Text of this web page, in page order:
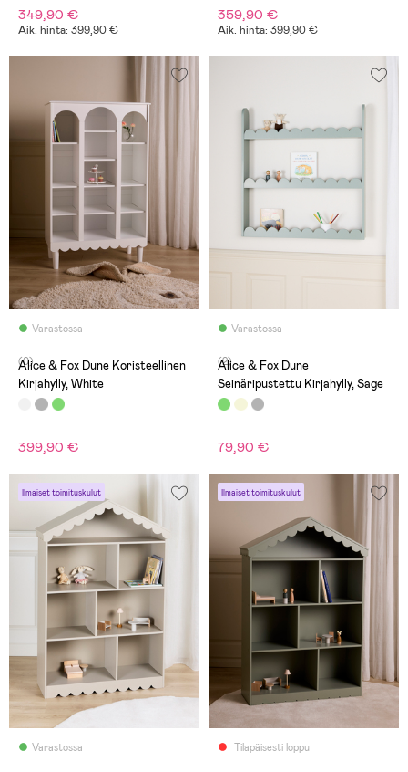
349,90 €
Aik. hinta: 399,90 €
359,90 €
Aik. hinta: 399,90 €
Varastossa
(0)
Alice & Fox Dune Koristeellinen
Kirjahylly, White
399,90 €
Varastossa
(2)
Alice & Fox Dune
Seinäripustettu Kirjahylly, Sage
79,90 €
Ilmaiset toimituskulut
Varastossa
Ilmaiset toimituskulut
Tilapäisesti loppu